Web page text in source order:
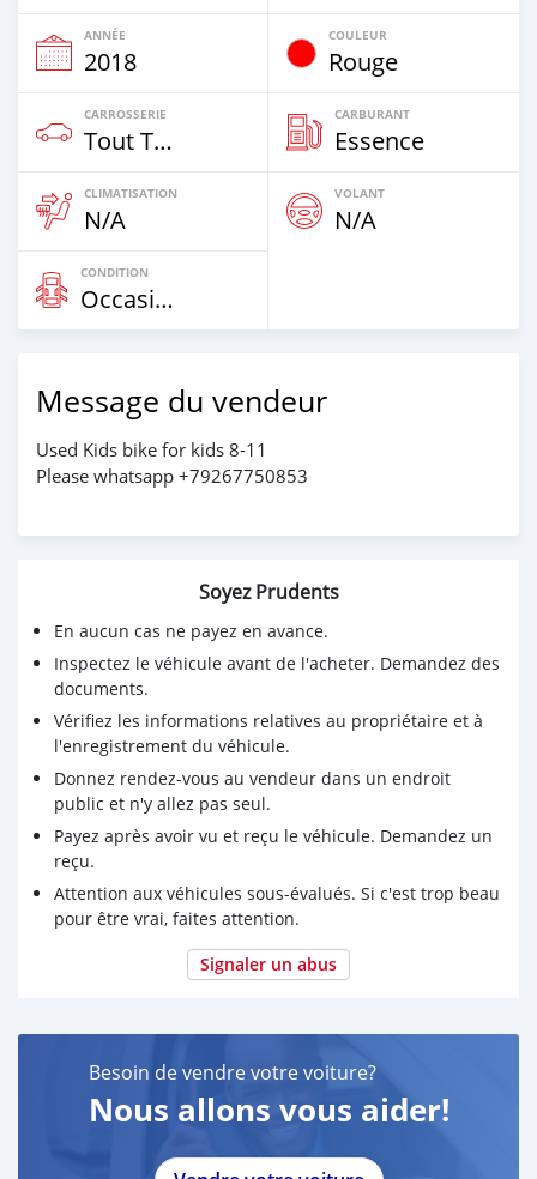
ANNÉE
2018
COULEUR
Rouge
CARROSSERIE
Tout Terrain
CARBURANT
Essence
CLIMATISATION
N/A
VOLANT
N/A
CONDITION
Occasion
Message du vendeur
Used Kids bike for kids 8-11
Please whatsapp +79267750853
Soyez Prudents
En aucun cas ne payez en avance.
Inspectez le véhicule avant de l'acheter. Demandez des
documents.
Vérifiez les informations relatives au propriétaire et à
l'enregistrement du véhicule.
Donnez rendez-vous au vendeur dans un endroit
public et n'y allez pas seul.
Payez après avoir vu et reçu le véhicule. Demandez un
reçu.
Attention aux véhicules sous-évalués. Si c'est trop beau
pour être vrai, faites attention.
Signaler un abus
Besoin de vendre votre voiture?
Nous allons vous aider!